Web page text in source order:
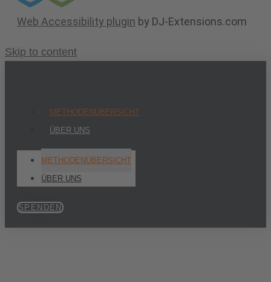
Web Accessibility plugin by DJ-Extensions.com
Skip to content
METHODENÜBERSICHT
ÜBER UNS
METHODENÜBERSICHT
ÜBER UNS
SPENDEN